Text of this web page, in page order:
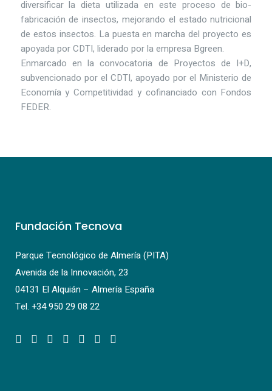
diversificar la dieta utilizada en este proceso de bio-
fabricación de insectos, mejorando el estado nutricional
de estos insectos. La puesta en marcha del proyecto es
apoyada por CDTI, liderado por la empresa Bgreen.
Enmarcado en la convocatoria de Proyectos de I+D,
subvencionado por el CDTI, apoyado por el Ministerio de
Economía y Competitividad y cofinanciado con Fondos
FEDER.
Fundación Tecnova
Parque Tecnológico de Almería (PITA)
Avenida de la Innovación, 23
04131 El Alquián – Almería España
Tel. +34 950 29 08 22